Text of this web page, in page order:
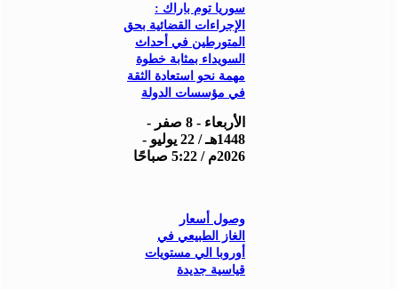
سوريا توم باراك :
الإجراءات القضائية بحق
المتورطين في أحداث
السويداء بمثابة خطوة
مهمة نحو استعادة الثقة
في مؤسسات الدولة
الأربعاء - 8 صفر -
1448هـ / 22 يوليو -
2026م / 5:22 صباحًا
وصول أسعار
الغاز الطبيعي في
أوروبا الي مستويات
قياسية جديدة